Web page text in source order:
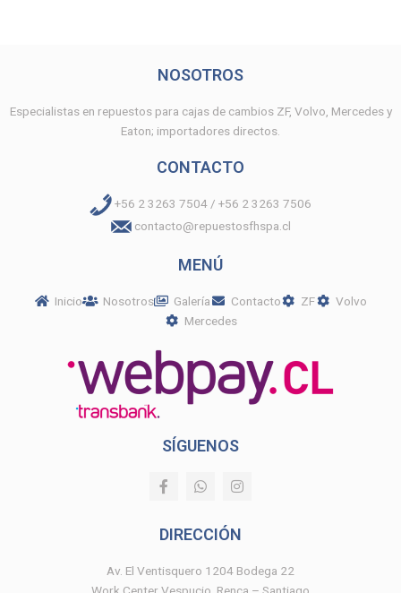
NOSOTROS
Especialistas en repuestos para cajas de cambios ZF, Volvo, Mercedes y
Eaton; importadores directos.
CONTACTO
+56 2 3263 7504 / +56 2 3263 7506
contacto@repuestosfhspa.cl
MENÚ
Inicio Nosotros Galería Contacto ZF
Volvo
Mercedes
SÍGUENOS
F
a
b
o
k
W
h
s
p
p
I
n
a
r
a
DIRECCIÓN
Av. El Ventisquero 1204 Bodega 22
Work Center Vespucio, Renca – Santiago